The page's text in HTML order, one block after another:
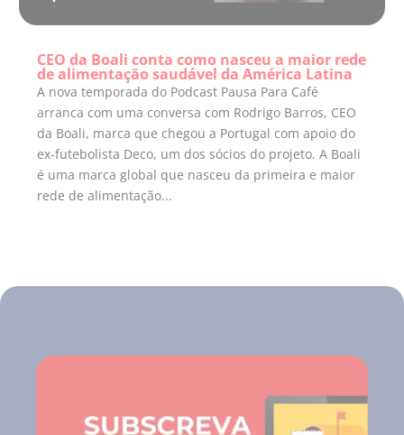
CEO da Boali conta como nasceu a maior rede
de alimentação saudável da América Latina
A nova temporada do Podcast Pausa Para Café
arranca com uma conversa com Rodrigo Barros, CEO
da Boali, marca que chegou a Portugal com apoio do
ex-futebolista Deco, um dos sócios do projeto. A Boali
é uma marca global que nasceu da primeira e maior
rede de alimentação...